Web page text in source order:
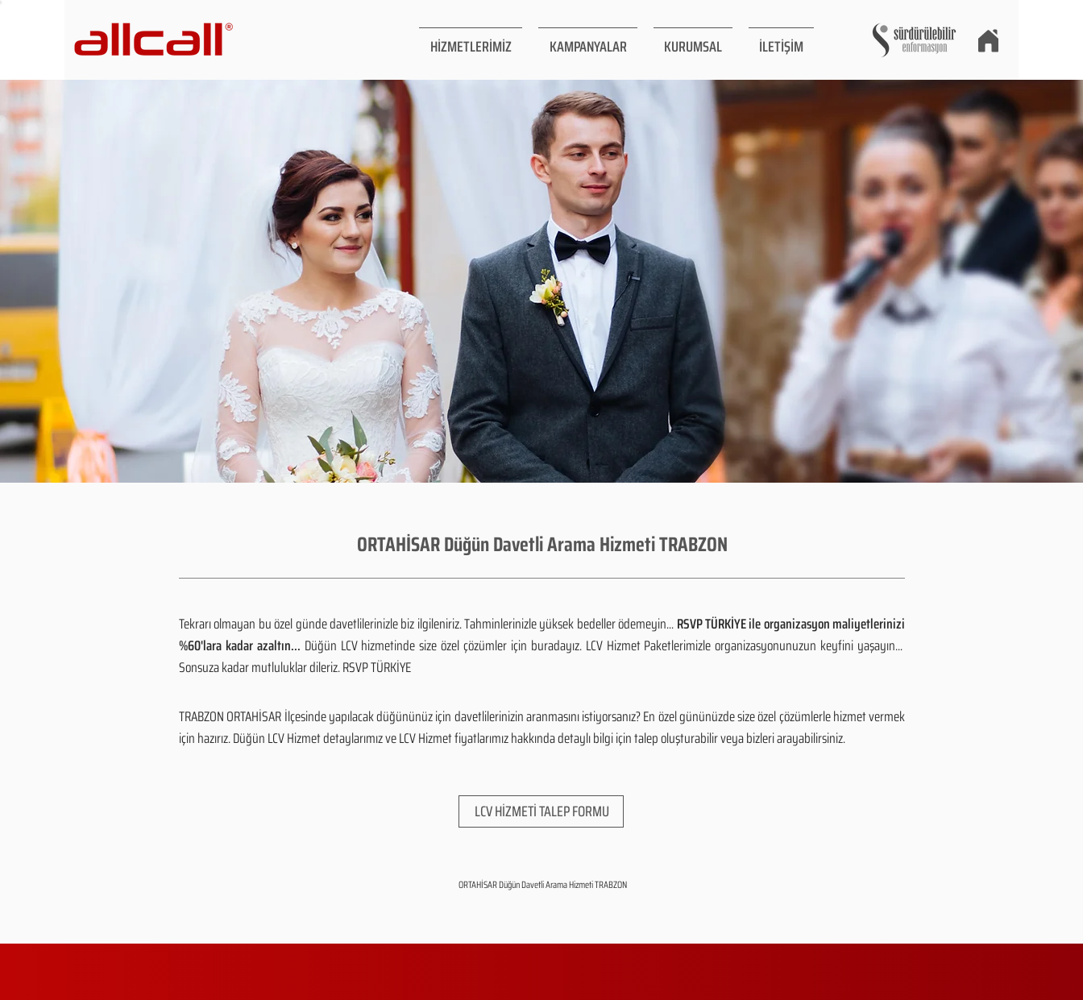
HİZMETLERİMİZ KAMPANYALAR KURUMSAL İLETİŞİM
ORTAHİSAR Düğün Davetli Arama Hizmeti TRABZON
Tekrarı olmayan bu özel günde davetlilerinizle biz ilgileniriz. Tahminlerinizle yüksek bedeller ödemeyin...RSVP TÜRKİYE ile organizasyon maliyetlerinizi
%60'lara kadar azaltın... Düğün LCV hizmetinde size özel çözümler için buradayız. LCV Hizmet Paketlerimizle organizasyonunuzun keyfini yaşayın...
Sonsuza kadar mutluluklar dileriz. RSVP TÜRKİYE
TRABZON ORTAHİSAR İlçesinde yapılacak düğününüz için davetlilerinizin aranmasını istiyorsanız? En özel gününüzde size özel çözümlerle hizmet vermek
için hazırız. Düğün LCV Hizmet detaylarımız ve LCV Hizmet fiyatlarımız hakkında detaylı bilgi için talep oluşturabilir veya bizleri arayabilirsiniz.
LCV HİZMETİ TALEP FORMU
ORTAHİSAR Düğün Davetli Arama Hizmeti TRABZON